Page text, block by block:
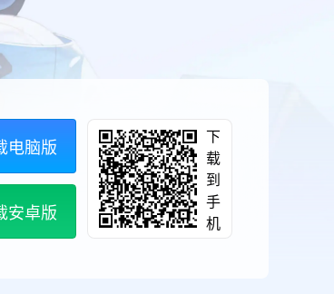
电脑版
安卓版
下
载
到
手
机